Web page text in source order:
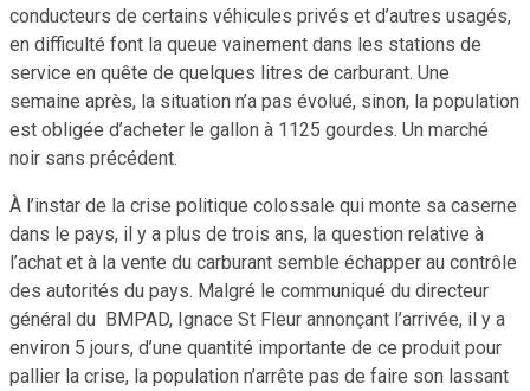
conducteurs de certains véhicules privés et d’autres usagés,
en difficulté font la queue vainement dans les stations de
service en quête de quelques litres de carburant. Une
semaine après, la situation n’a pas évolué, sinon, la population
est obligée d’acheter le gallon à 1125 gourdes. Un marché
noir sans précédent.
À l’instar de la crise politique colossale qui monte sa caserne
dans le pays, il y a plus de trois ans, la question relative à
l’achat et à la vente du carburant semble échapper au contrôle
des autorités du pays. Malgré le communiqué du directeur
général du BMPAD, Ignace St Fleur annonçant l’arrivée, il y a
environ 5 jours, d’une quantité importante de ce produit pour
pallier la crise, la population n’arrête pas de faire son lassant